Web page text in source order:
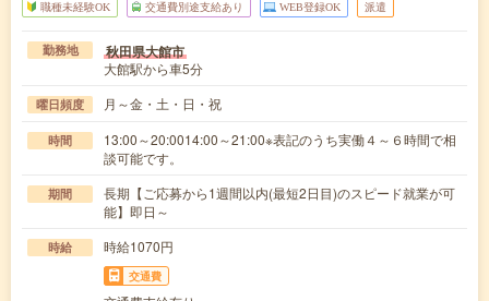
職種未経験OK 交通費別途支給あり WEB登録OK 派遣
勤務地 秋田県大館市
大館駅から車5分
曜日頻度 月～金・土・日・祝
時間
13:00～20:0014:00～21:00※表記のうち実働４～６時間で相
談可能です。
期間
長期【ご応募から1週間以内(最短2日目)のスピード就業が可
能】即日～
時給 時給1070円
交通費